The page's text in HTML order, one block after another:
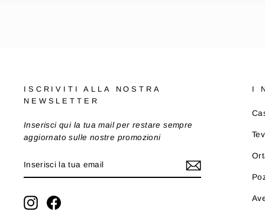
ISCRIVITI ALLA NOSTRA
NEWSLETTER
Inserisci qui la tua mail per restare sempre
aggiornato sulle nostre promozioni
LA
TUA
InstagramFacebook
I